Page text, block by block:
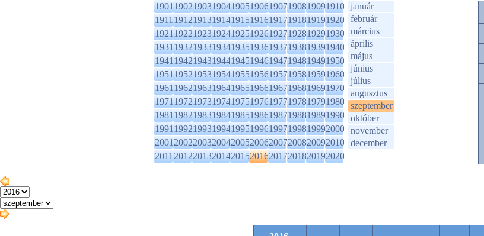
1901190219031904190519061907190819091910
1911191219131914191519161917191819191920
1921192219231924192519261927192819291930
1931193219331934193519361937193819391940
1941194219431944194519461947194819491950
1951195219531954195519561957195819591960
1961196219631964196519661967196819691970
1971197219731974197519761977197819791980
1981198219831984198519861987198819891990
1991199219931994199519961997199819992000
2001200220032004200520062007200820092010
2011201220132014201520162017201820192020
január
február
március
április
május
június
július
augusztus
szeptember
október
november
december